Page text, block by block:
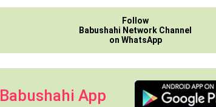
Follow
Babushahi Network Channel
on WhatsApp
Babushahi App